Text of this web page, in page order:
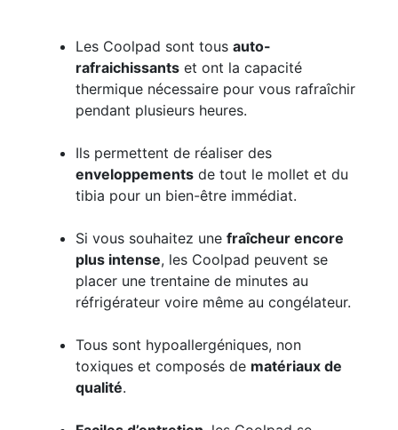
Les Coolpad sont tous auto-
rafraichissants et ont la capacité
thermique nécessaire pour vous rafraîchir
pendant plusieurs heures.
Ils permettent de réaliser des
enveloppements de tout le mollet et du
tibia pour un bien-être immédiat.
Si vous souhaitez une fraîcheur encore
plus intense, les Coolpad peuvent se
placer une trentaine de minutes au
réfrigérateur voire même au congélateur.
Tous sont hypoallergéniques, non
toxiques et composés de matériaux de
qualité.